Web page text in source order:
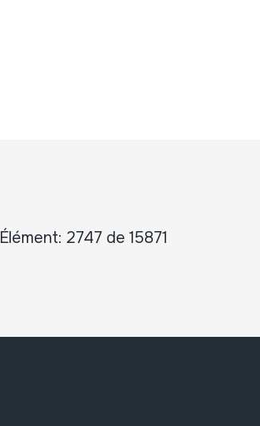
Élément: 2747 de 15871